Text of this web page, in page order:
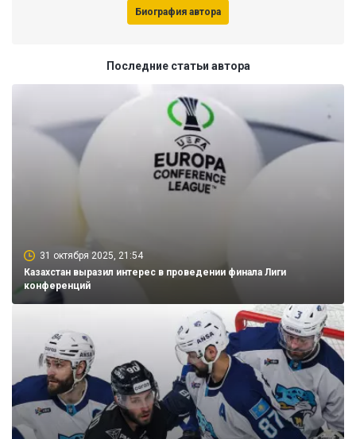
Биография автора
Последние статьи автора
31 октября 2025, 21:54
Казахстан выразил интерес в проведении финала Лиги
конференций